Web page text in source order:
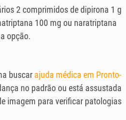
2 comprimidos de dipirona 1 g
100 mg ou naratriptana
opção.
buscar ajuda médica em Pronto-
no padrão ou está assustada
imagem para verificar patologias